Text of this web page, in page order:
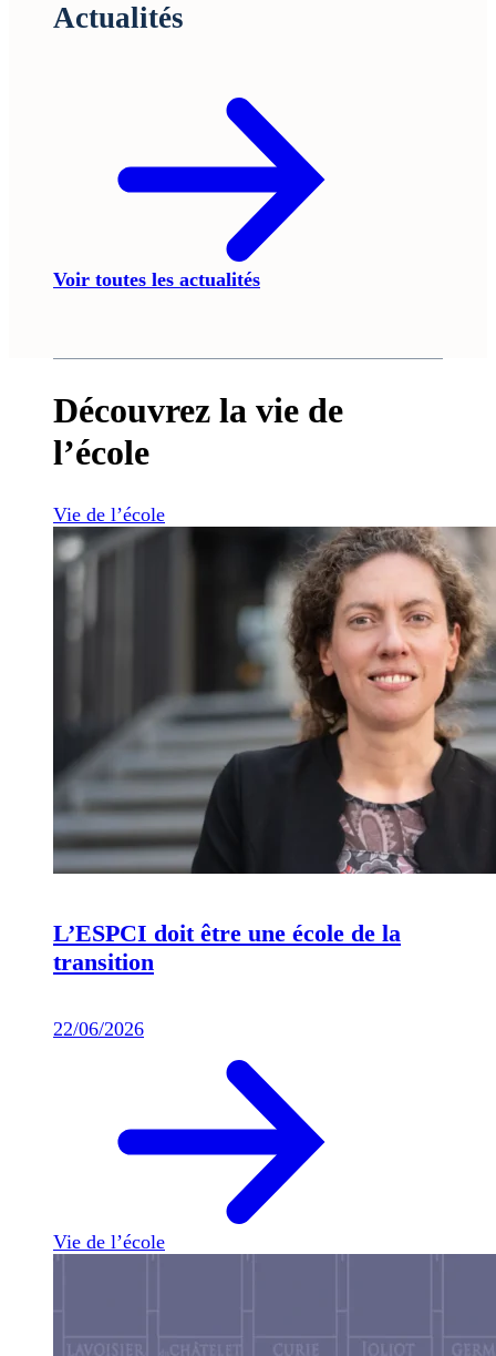
Actualités
Voir toutes les actualités
Découvrez la vie de
l’école
Vie de l’école
L’ESPCI doit être une école de la
transition
22/06/2026
Vie de l’école